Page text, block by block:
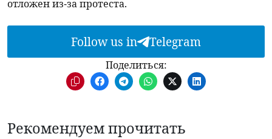
отложен из-за протеста.
Follow us in Telegram
Поделиться:
Рекомендуем прочитать